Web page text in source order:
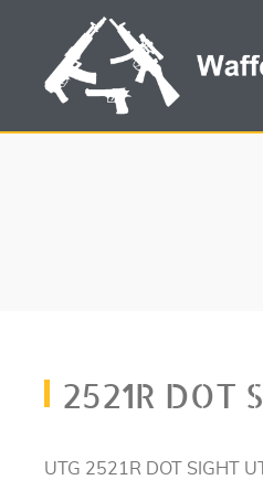
2521R DOT
UTG 2521R DOT SIGHT